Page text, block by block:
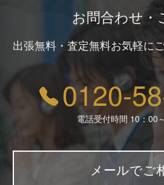
お問合わせ・
出張無料・査定無料お気軽に
0120-
電話受付時間 10：00
メールでご